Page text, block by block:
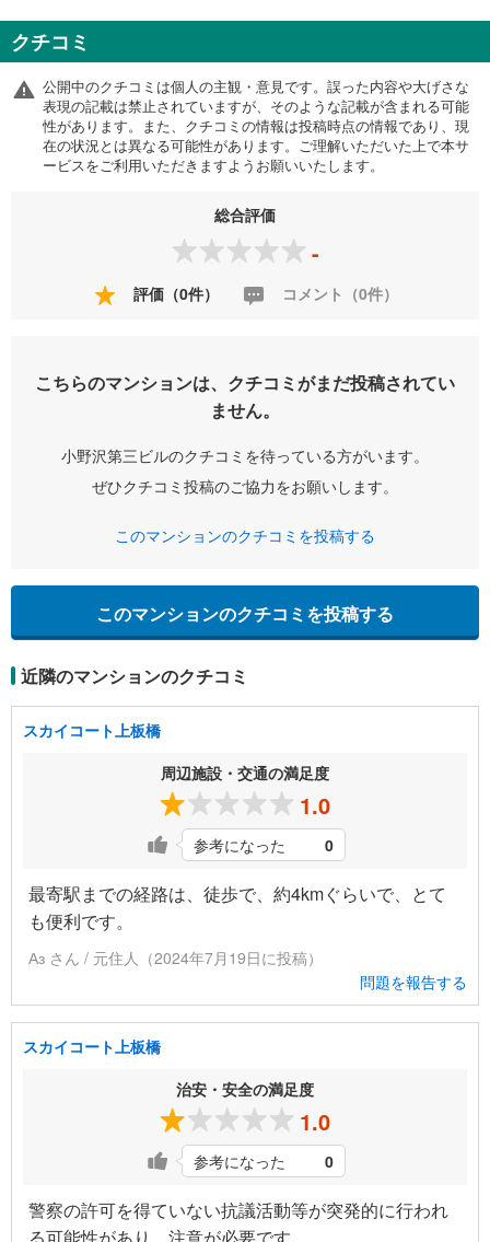
クチコミ
公開中のクチコミは個人の主観・意見です。誤った内容や大げさな
表現の記載は禁止されていますが、そのような記載が含まれる可能
性があります。また、クチコミの情報は投稿時点の情報であり、現
在の状況とは異なる可能性があります。ご理解いただいた上で本サ
ービスをご利用いただきますようお願いいたします。
総合評価
-
評価（0件） コメント（0件）
こちらのマンションは、クチコミがまだ投稿されてい
ません。
小野沢第三ビルのクチコミを待っている方がいます。
ぜひクチコミ投稿のご協力をお願いします。
このマンションのクチコミを投稿する
このマンションのクチコミを投稿する
近隣のマンションのクチコミ
スカイコート上板橋
周辺施設・交通の満足度
1.0
参考になった 0
最寄駅までの経路は、徒歩で、約4kmぐらいで、とて
も便利です。
Аз さん / 元住人（2024年7月19日に投稿）
問題を報告する
スカイコート上板橋
治安・安全の満足度
1.0
参考になった 0
警察の許可を得ていない抗議活動等が突発的に行われ